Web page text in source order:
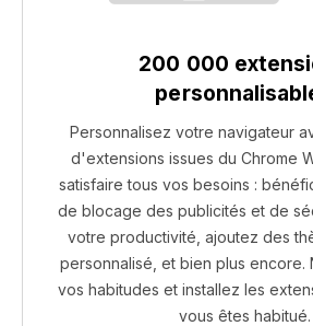
200 000
Personnalisez votre navigateur
d'extensions issues du Chrome
satisfaire tous vos besoins :
de blocage des publicités et de
votre productivité, ajoutez des
personnalisé, et bien plus encore.
vos habitudes et installez les
vous êtes habitué.